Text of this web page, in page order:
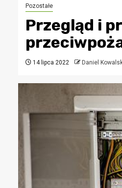
Pozostałe
Przegląd i
14 lipca 2022 Daniel